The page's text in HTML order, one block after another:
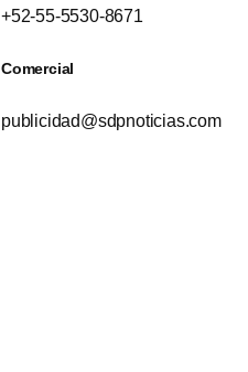
+52-55-5530-8671
Comercial
publicidad@sdpnoticias.com